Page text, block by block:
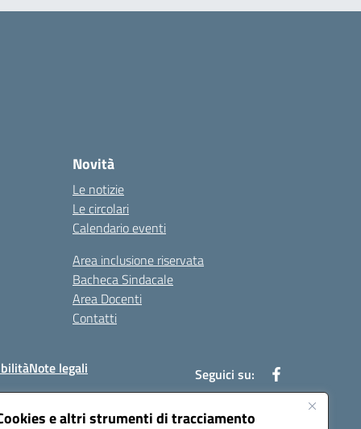
e altri strumenti di tracciamento
Novità
Le notizie
Le circolari
Calendario eventi
Area inclusione riservata
Bacheca Sindacale
Area Docenti
Contatti
Note legali Seguici su: